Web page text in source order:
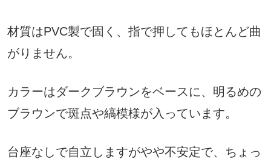
材質はPVC製で固く、指で押してもほとんど曲
がりません。
カラーはダークブラウンをベースに、明るめの
ブラウンで斑点や縞模様が入っています。
台座なしで自立しますがやや不安定で、ちょっ